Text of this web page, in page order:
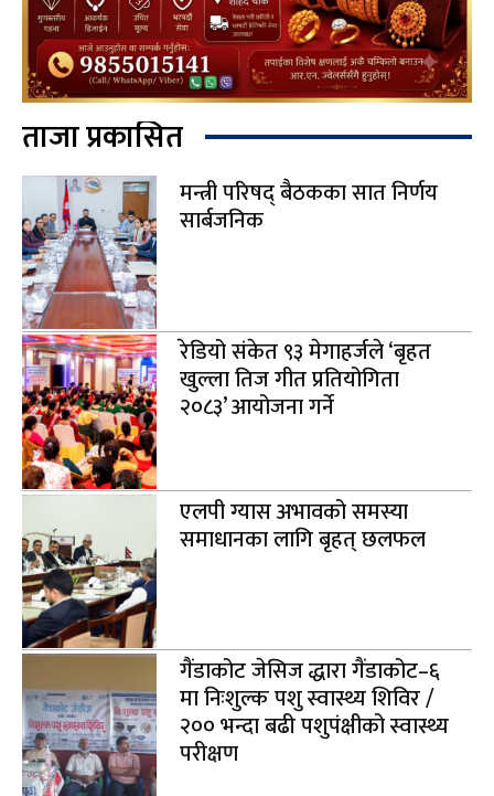
ताजा प्रकासित
मन्त्री परिषद् बैठकका सात निर्णय
सार्बजनिक
रेडियो संकेत ९३ मेगाहर्जले ‘बृहत
खुल्ला तिज गीत प्रतियोगिता
२०८३’ आयोजना गर्ने
एलपी ग्यास अभावको समस्या
समाधानका लागि बृहत् छलफल
गैंडाकोट जेसिज द्धारा गैंडाकोट–६
मा निःशुल्क पशु स्वास्थ्य शिविर /
२०० भन्दा बढी पशुपंक्षीको स्वास्थ्य
परीक्षण